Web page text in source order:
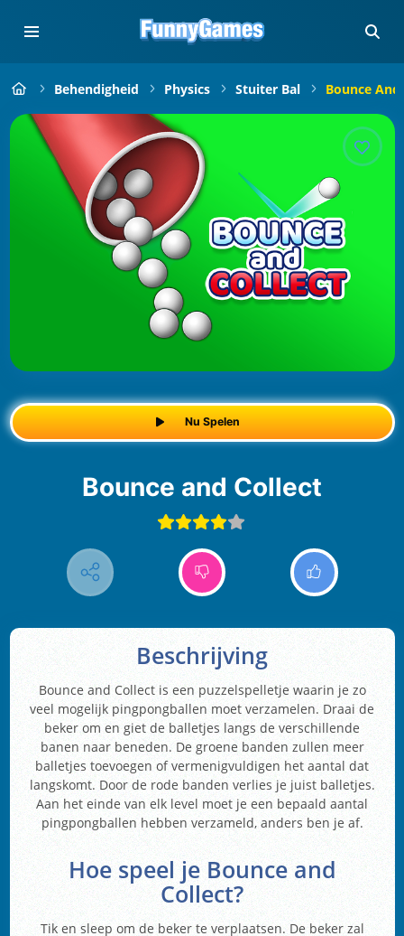
Behendigheid Physics Stuiter Bal Bounce
Nu Spelen
Bounce and Collect
Beschrijving
Bounce and Collect is een puzzelspelletje waarin je zo
veel mogelijk pingpongballen moet verzamelen. Draai de
beker om en giet de balletjes langs de verschillende
banen naar beneden. De groene banden zullen meer
balletjes toevoegen of vermenigvuldigen het aantal dat
langskomt. Door de rode banden verlies je juist balletjes.
Aan het einde van elk level moet je een bepaald aantal
pingpongballen hebben verzameld, anders ben je af.
Hoe speel je Bounce and
Collect?
Tik en sleep om de beker te verplaatsen. De beker zal